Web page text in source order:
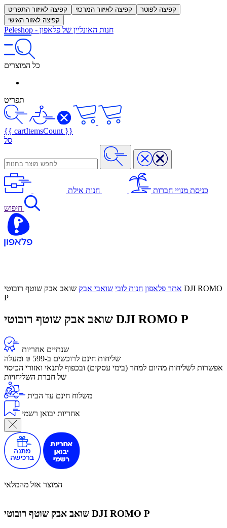
קפיצה לאיזור התפריט קפיצה לאיזור המרכזי
קפיצה לפוטר
קפיצה לאזור האישי
Peleshop - חנות האונליין של פלאפון
כל המוצרים
תפריט
{{ cartItemsCount }}
סל
כניסת מנויי חברות חנות אילת
חיפוש
אתר פלאפון חנות לובי שואבי אבק שואב אבק שוטף רובוטי DJI ROMO
P
שואב אבק שוטף רובוטי DJI ROMO P
שנתיים אחריות
שליחות חינם לרוכשים ב-599 ₪ ומעלה
אפשרות לשליחות מהיום למחר (בימי עסקים) ובכפוף לתנאי ואזורי הכיסוי
של חברת השליחויות
משלוח חינם עד הבית
אחריות יבואן רשמי
המוצר אזל מהמלאי
שואב אבק שוטף רובוטי DJI ROMO P